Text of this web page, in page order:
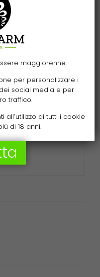
in un’esperienza
Grazie al
perfetto per
25
maggiorenne.
per personalizzare i
social media e per
traffico.
all’utilizzo di tutti i cookie
di 18 anni.